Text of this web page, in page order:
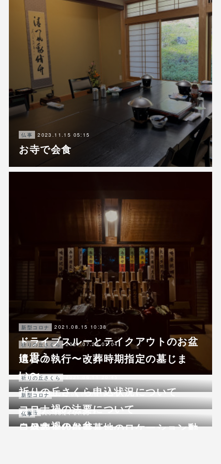
仏事 2023.11.15 05:15
お寺で会食
新型コロナ 2021.08.15 10:38
ドライブスルーとテイクアウトのお盆
に思う
祈りの丘さくら 2021.07.29 01:04
遺言の執行〜改葬時期指定の墓じま
い〜
祈りの丘さくら
祈りの丘さくら申込状況について
新型コロナ
コロナ禍の法要について
ご報告
コロナ禍のお盆
仏事 2020.03.24 04:55
自然葬永代供養墓地のロケーション動